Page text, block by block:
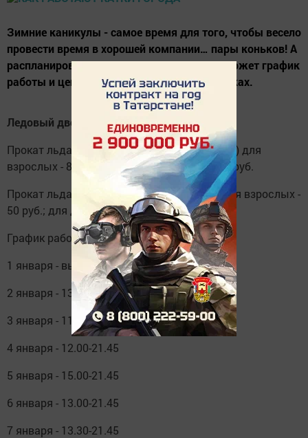
Зимние каникулы - самое время для того, чтобы весело
провести время в хорошей компании… пары коньков! А
распланировать время вашего отдыха поможет график
работы и цены проката на елабужских катках.
Ледовый дворец СК «Единая Россия»
Прокат льда с прокатными коньками (1 час) для
взрослых - 80 руб.; для детей до 14 лет - 40 руб.
Прокат льда со своими коньками (1 час) для взрослых -
50 руб.; для детей до 14 лет - 25 руб.
График работы:
1 января - выходной день
2 января - 13.00-21.45
3 января - 11.30-21.45
4 января - 12.00-21.45
5 января - 15.00-21.45
6 января - 13.00-21.45
7 января - 13.30-21.45